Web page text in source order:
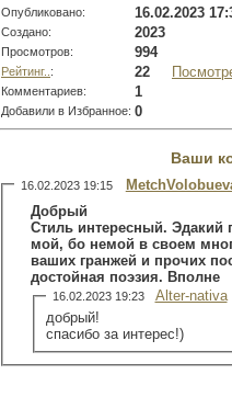
Опубликовано: 16.02.2023
Создано: 2023
Просмотров: 994
Рейтинг.. : 22
Комментариев: 1
Добавили в Избранное: 0
Ваши
16.02.2023 19:15
Добрый
Стиль интересный. Эдакий
мой, бо немой в своем
ваших гранжей и прочих
достойная поэзия. Вполне
16.02.2023 19:23
Alter-nativa
добрый!
спасибо за интерес!)